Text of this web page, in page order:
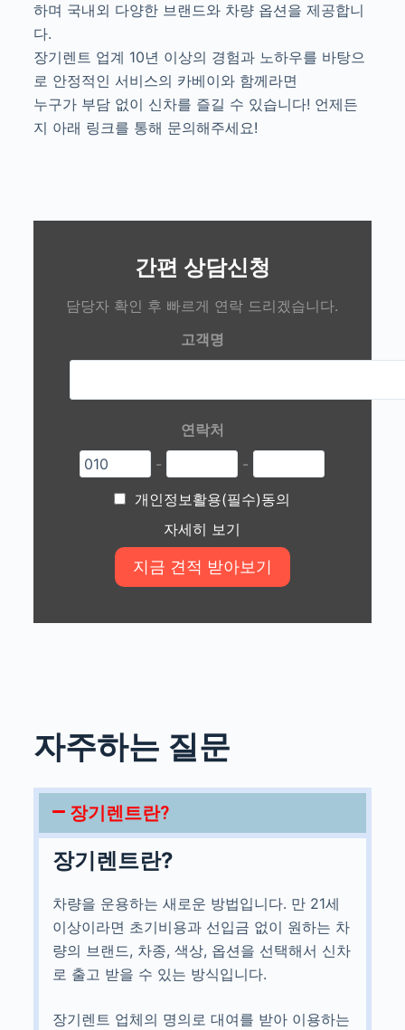
하며 국내외 다양한 브랜드와 차량 옵션을 제공합니
다.
장기렌트 업계 10년 이상의 경험과 노하우를 바탕으
로 안정적인 서비스의 카베이와 함께라면
누구가 부담 없이 신차를 즐길 수 있습니다! 언제든
지 아래 링크를 통해 문의해주세요!
간편 상담신청
담당자 확인 후 빠르게 연락 드리겠습니다.
고객명
연락처
-
-
개인정보활용(필수)동의
자세히 보기
자주하는 질문
장기렌트란?
장기렌트란?
차량을 운용하는 새로운 방법입니다. 만 21세
이상이라면 초기비용과 선입금 없이 원하는 차
량의 브랜드, 차종, 색상, 옵션을 선택해서 신차
로 출고 받을 수 있는 방식입니다.
장기렌트 업체의 명의로 대여를 받아 이용하는